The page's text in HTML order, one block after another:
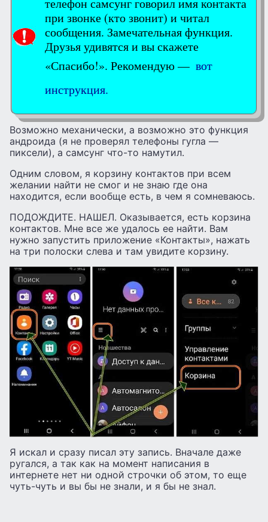
при звонке (кто звонит) и читал
сообщения. Замечательная функция.
Друзья удивятся и вы скажете
«Спасибо!». Рекомендую — вот
инструкция.
Возможно механически, а возможно это функция
андроида (я не проверял телефоны гугла —
пиксели), а самсунг что-то намутил.
Одним словом, я корзину контактов при всем
желании найти не смог и не знаю где она
находится, если вообще есть, в чем я сомневаюсь.
ПОДОЖДИТЕ. НАШЕЛ. Оказывается, есть корзина
контактов. Мне все же удалось ее найти. Вам
нужно запустить приложение «Контакты», нажать
на три полоски слева и там увидите корзину.
Я искал и сразу писал эту запись. Вначале даже
ругался, а так как на момент написания в
интернете нет ни одной строчки об этом, то еще
чуть-чуть и вы бы не знали, и я бы не знал.